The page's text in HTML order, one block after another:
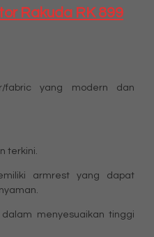
Rakuda RK 899
fabric yang modern dan
terkini.
armrest yang dapat
menyesuaikan tinggi